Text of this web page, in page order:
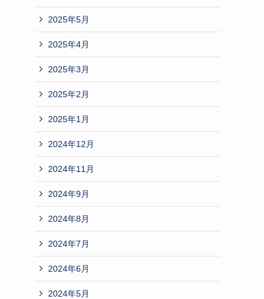
2025年5月
2025年4月
2025年3月
2025年2月
2025年1月
2024年12月
2024年11月
2024年9月
2024年8月
2024年7月
2024年6月
2024年5月